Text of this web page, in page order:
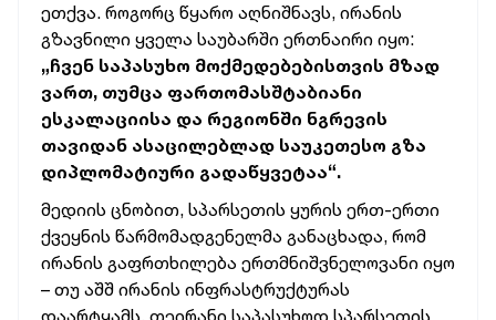
ეთქვა. როგორც წყარო აღნიშნავს, ირანის
გზავნილი ყველა საუბარში ერთნაირი იყო:
„ჩვენ საპასუხო მოქმედებებისთვის მზად
ვართ, თუმცა ფართომასშტაბიანი
ესკალაციისა და რეგიონში ნგრევის
თავიდან ასაცილებლად საუკეთესო გზა
დიპლომატიური გადაწყვეტაა“.
მედიის ცნობით, სპარსეთის ყურის ერთ-ერთი
ქვეყნის წარმომადგენელმა განაცხადა, რომ
ირანის გაფრთხილება ერთმნიშვნელოვანი იყო
– თუ აშშ ირანის ინფრასტრუქტურას
დაარტყამს, თეირანი საპასუხოდ სპარსეთის